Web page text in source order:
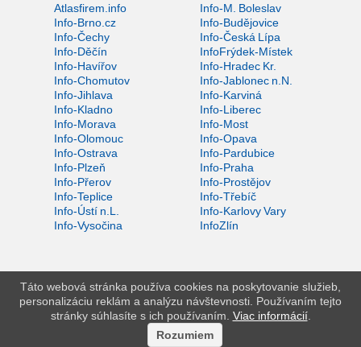
Atlasfirem.info
Info-M. Boleslav
Info-Brno.cz
Info-Budějovice
Info-Čechy
Info-Česká Lípa
Info-Děčín
InfoFrýdek-Místek
Info-Havířov
Info-Hradec Kr.
Info-Chomutov
Info-Jablonec n.N.
Info-Jihlava
Info-Karviná
Info-Kladno
Info-Liberec
Info-Morava
Info-Most
Info-Olomouc
Info-Opava
Info-Ostrava
Info-Pardubice
Info-Plzeň
Info-Praha
Info-Přerov
Info-Prostějov
Info-Teplice
Info-Třebíč
Info-Ústí n.L.
Info-Karlovy Vary
Info-Vysočina
InfoZlín
Táto webová stránka používa cookies na poskytovanie služieb,
personalizáciu reklám a analýzu návštevnosti. Používaním tejto
stránky súhlasíte s ich používaním. Viac informácií.
Rozumiem